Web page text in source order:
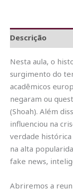
Descrição
Nesta aula, o
surgimento do
acadêmicos
negaram ou
(Shoah). Além
influenciou na
verdade histórica
na alta
fake news,
Abriremos a